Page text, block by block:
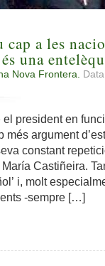
cap a les
una
Nova Frontera.
president en
més argument
constant
Castiñeira.
i, molt
-sempre […]